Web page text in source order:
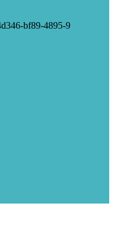
bf89-4895-9